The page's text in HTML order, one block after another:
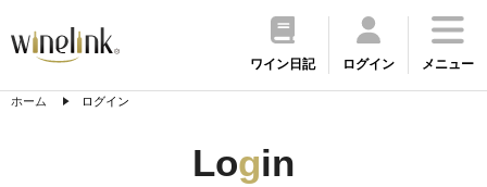
ワイン日記 ログイン メニュー
ホーム ログイン
Login